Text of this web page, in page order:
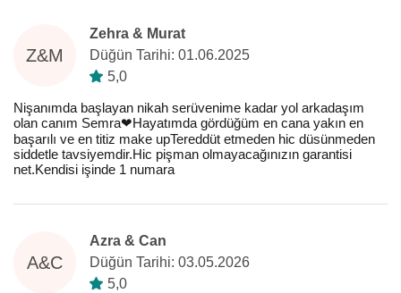
Z&M
Zehra & Murat
Düğün Tarihi: 01.06.2025
5,0
Nişanımda başlayan nikah serüvenime kadar yol arkadaşım
olan canım Semra❤️Hayatımda gördüğüm en cana yakın en
başarılı ve en titiz make upTereddüt etmeden hic düsünmeden
siddetle tavsiyemdir.Hic pişman olmayacağınızın garantisi
net.Kendisi işinde 1 numara
A&C
Azra & Can
Düğün Tarihi: 03.05.2026
5,0